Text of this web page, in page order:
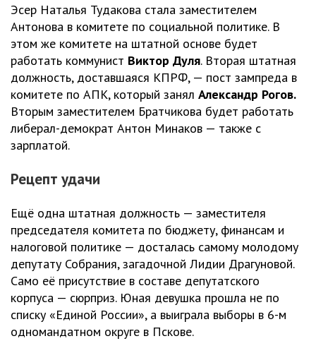
Эсер Наталья Тудакова стала заместителем
Антонова в комитете по социальной политике. В
этом же комитете на штатной основе будет
работать коммунист Виктор Дуля. Вторая штатная
должность, доставшаяся КПРФ, — пост зампреда в
комитете по АПК, который занял Александр Рогов.
Вторым заместителем Братчикова будет работать
либерал-демократ Антон Минаков — также с
зарплатой.
Рецепт удачи
Ещё одна штатная должность — заместителя
председателя комитета по бюджету, финансам и
налоговой политике — досталась самому молодому
депутату Собрания, загадочной Лидии Драгуновой.
Само её присутствие в составе депутатского
корпуса — сюрприз. Юная девушка прошла не по
списку «Единой России», а выиграла выборы в 6-м
одномандатном округе в Пскове.